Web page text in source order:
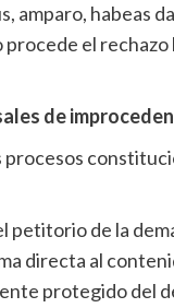
amparo, habeas
el rechazo
de
procesos
petitorio de la
directa al
protegido del